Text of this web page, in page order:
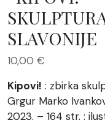
SLAVONIJE
10,00 €
Kipovi! : zbirka
Grgur Marko
2023. – 164 str. :